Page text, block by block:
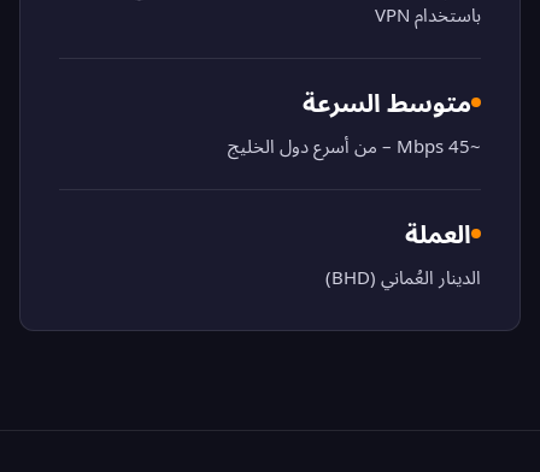
باستخدام VPN
متوسط السرعة
~45 Mbps – من أسرع دول الخليج
العملة
الدينار العُماني (BHD)